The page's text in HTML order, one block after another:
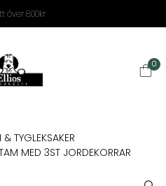
över 800kr
0
& TYGLEKSAKER
MED 3ST JORDEKORRAR